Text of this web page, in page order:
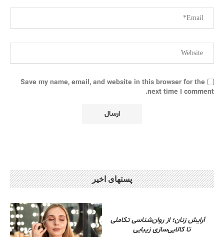
Save my name, email, and website in this browser for the
next time I comment.
پستهای اخیر
آرایش زنان؛ از روان‌شناسی تکاملی
تا کالایی‌سازی زیبایی